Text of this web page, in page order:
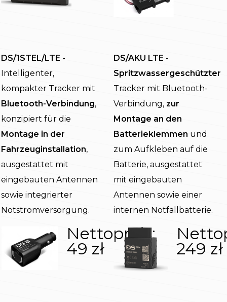
DS/1STEL/LTE -
Intelligenter,
kompakter Tracker mit
Bluetooth-Verbindung,
konzipiert für die
Montage in der
Fahrzeuginstallation,
ausgestattet mit
eingebauten Antennen
sowie integrierter
Notstromversorgung.
DS/AKU LTE -
Spritzwassergeschützter
Tracker mit Bluetooth-
Verbindung, zur
Montage an den
Batterieklemmen und
zum Aufkleben auf die
Batterie, ausgestattet
mit eingebauten
Antennen sowie einer
internen Notfallbatterie.
Nettopreis:
49 zł 249 zł